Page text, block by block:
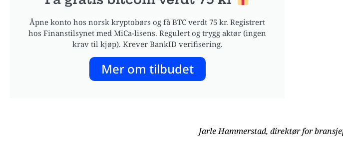
Åpne konto hos norsk kryptobørs og få BTC verdt 75 kr. Registrert
hos Finanstilsynet med MiCa-lisens. Regulert og trygg aktør (ingen
krav til kjøp). Krever BankID verifisering.
Mer om tilbudet
Jarle Hammerstad, direktør for